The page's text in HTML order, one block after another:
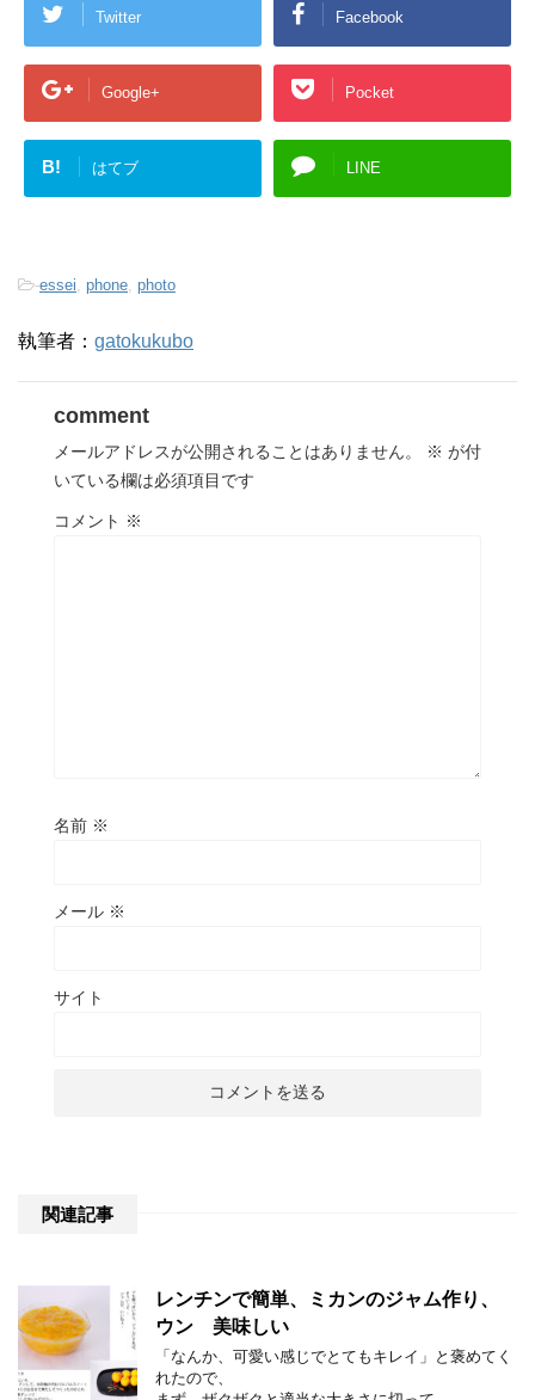
Twitter Facebook
Google+ Pocket
B! はてブ LINE
-essei phone photo
執筆者： gatokukubo
comment
メールアドレスが公開されることはありません。 ※ が付
いている欄は必須項目です
コメント ※
名前 ※
メール ※
サイト
関連記事
レンチンで簡単、ミカンのジャム作り、
ウン 美味しい
「なんか、可愛い感じでとてもキレイ」と褒めてく
れたので、